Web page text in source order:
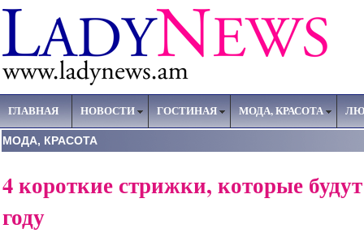
ГЛАВНАЯ НОВОСТИ ГОСТИНАЯ МОДА, КРАСОТА
МОДА, КРАСОТА
4 короткие стрижки, которые
году